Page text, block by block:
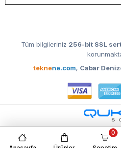
Tüm bilgileriniz 256-bit SSL
teknene.com, Cabar
0